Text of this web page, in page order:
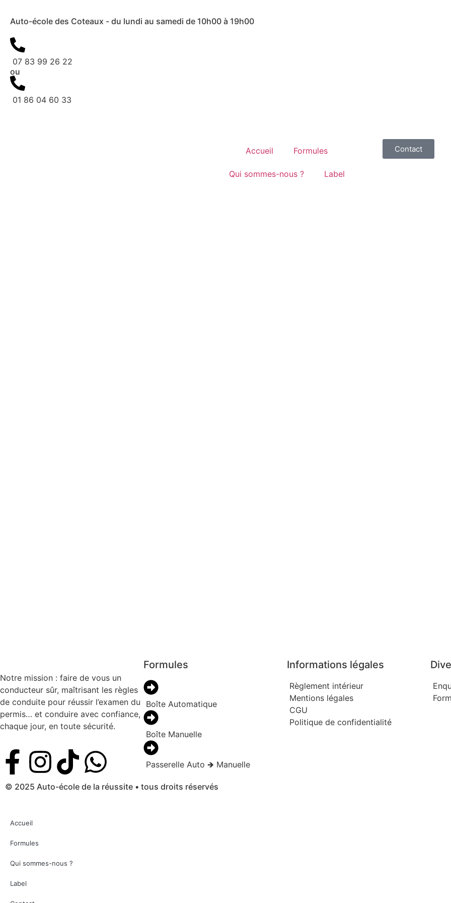
Auto-école des Coteaux - du lundi au samedi de 10h00 à 19h00
07 83 99 26 22
ou
01 86 04 60 33
Accueil Formules
Qui sommes-nous ? Label
Contact
Notre mission : faire de vous un
conducteur sûr, maîtrisant les règles
de conduite pour réussir l’examen du
permis… et conduire avec confiance,
chaque jour, en toute sécurité.
Formules
Boîte Automatique
Boîte Manuelle
Passerelle Auto 🡺 Manuelle
Informations légales
Règlement intérieur
Mentions légales
CGU
Politique de confidentialité
© 2025 Auto-école de la réussite • tous droits réservés
Accueil
Formules
Qui sommes-nous ?
Label